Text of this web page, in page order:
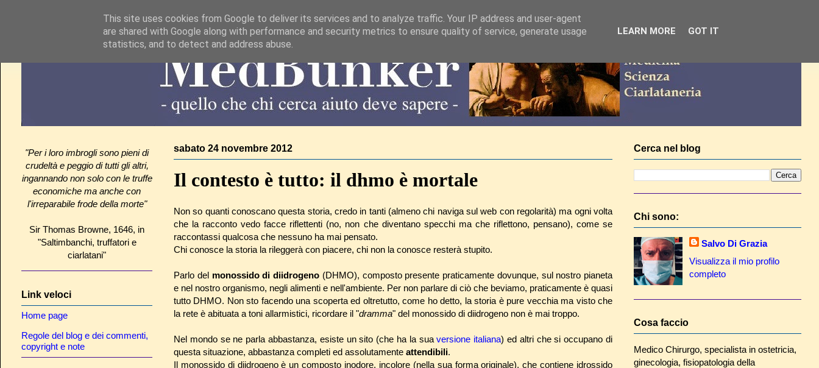
sabato 24 novembre 2012
Il contesto è tutto: il dhmo è mortale
Non so quanti conoscano questa storia, credo in tanti (almeno chi naviga sul web con regolarità) ma ogni volta
che la racconto vedo facce riflettenti (no, non che diventano specchi ma che riflettono, pensano), come se
raccontassi qualcosa che nessuno ha mai pensato.
Chi conosce la storia la rileggerà con piacere, chi non la conosce resterà stupito.
Parlo del monossido di diidrogeno (DHMO), composto presente praticamente dovunque, sul nostro pianeta
e nel nostro organismo, negli alimenti e nell'ambiente. Per non parlare di ciò che beviamo, praticamente è quasi
tutto DHMO. Non sto facendo una scoperta ed oltretutto, come ho detto, la storia è pure vecchia ma visto che
la rete è abituata a toni allarmistici, ricordare il "dramma" del monossido di diidrogeno non è mai troppo.
Nel mondo se ne parla abbastanza, esiste un sito (che ha la suaversione italiana) ed altri che si occupano di
questa situazione, abbastanza completi ed assolutamente attendibili.
Il monossido di diidrogeno è un composto inodore, incolore (nella sua forma originale), che contiene idrossido
"Per i loro imbrogli sono pieni di
crudeltà e peggio di tutti gli altri,
ingannando non solo con le truffe
economiche ma anche con
l'irreparabile frode della morte"
Sir Thomas Browne, 1646, in
"Saltimbanchi, truffatori e
ciarlatani"
Link veloci
Home page
Regole del blog e dei commenti,
copyright e note
Cerca nel blog
Chi sono:
Salvo Di Grazia
Visualizza il mio profilo
completo
Cosa faccio
Medico Chirurgo, specialista in ostetricia,
ginecologia, fisiopatologia della
This site uses cookies from Google to deliver its services and to analyze traffic. Your IP address and user-agent
are shared with Google along with performance and security metrics to ensure quality of service, generate usage
statistics, and to detect and address abuse.
LEARN MORE GOT IT